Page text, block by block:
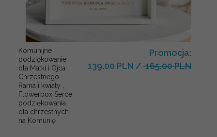
Komunijne
podziękowanie
dla Matki i Ojca
Chrzestnego
Rama i kwiaty ,
Flowerbox Serce
podziękowania
dla chrzestnych
na Komunię
Promocja:
139.00 PLN / 165.00 PLN